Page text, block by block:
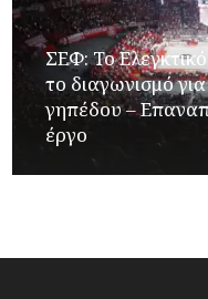
ΣΕΦ: Το
το διαγωνισμό
γηπέδου –
έργο